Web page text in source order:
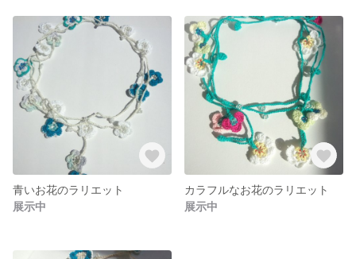
青いお花のラリエット
展示中
カラフルなお花のラリエット
展示中